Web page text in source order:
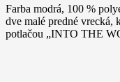
Farba modrá, 100 %
dve malé predné vrecká,
potlačou „INTO THE